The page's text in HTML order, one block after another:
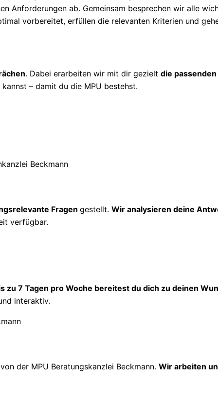
Anforderungen ab. Gemeinsam besprechen wir alle
vorbereitet, erfüllen die relevanten Kriterien und
. Dabei erarbeiten wir mit dir gezielt die
kannst – damit du die MPU bestehst.
Fragen gestellt. Wir analysieren deine
verfügbar.
zu 7 Tagen pro Woche bereitest du dich zu deinen
interaktiv.
von der MPU Beratungskanzlei Beckmann. Wir arbeiten